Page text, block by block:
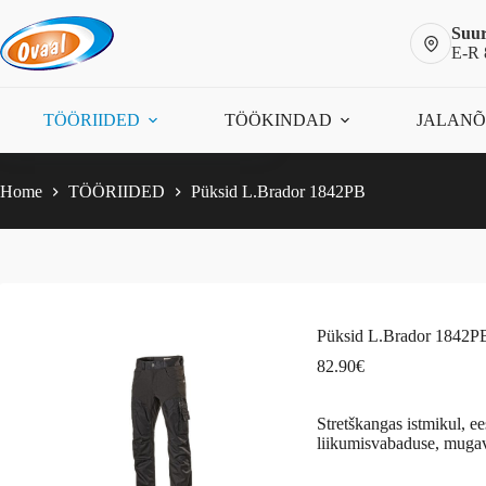
content
82.90€
This
product
has
variants.
options
product
E-R
TÖÖRIIDED TÖÖKINDAD
Home TÖÖRIIDED Püksid L.Brador 1842PB
Püksid L.Brador
82.90€
Stretškangas istmikul,
liikumisvabaduse,